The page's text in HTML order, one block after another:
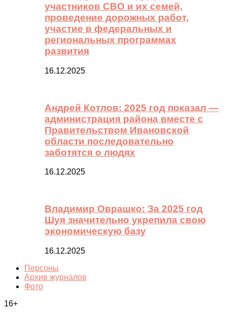
участников СВО и их семей,
проведение дорожных работ,
участие в федеральных и
региональных программах
развития
16.12.2025
Андрей Котлов: 2025 год показал —
администрация района вместе с
Правительством Ивановской
области последовательно
заботятся о людях
16.12.2025
Владимир Оврашко: За 2025 год
Шуя значительно укрепила свою
экономическую базу
16.12.2025
Персоны
Архив журналов
Фото
16+